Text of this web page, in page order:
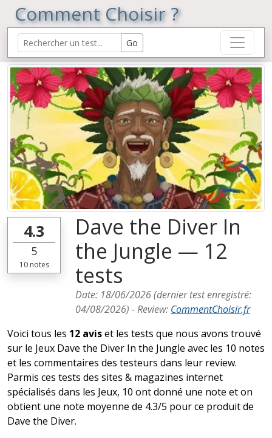
Comment Choisir ?
4.3
5
10notes
Dave the Diver In
the Jungle — 12
tests
Date: 18/06/2026(dernier test enregistré:
04/08/2026) -Review: CommentChoisir.fr
Voici tous les 12 aviset les tests que nous avons trouvé
sur le Jeux Dave the Diver In the Jungle avec les 10 notes
et les commentaires des testeurs dans leur review.
Parmis ces tests des sites & magazines internet
spécialisés dans les Jeux, 10 ont donné une note et on
obtient une note moyenne de 4.3/5 pour ce produit de
Dave the Diver.